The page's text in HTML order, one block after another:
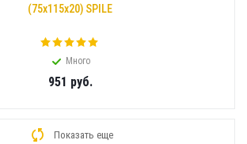
(75x115x20) SPILE
Много
951 руб.
Показать еще